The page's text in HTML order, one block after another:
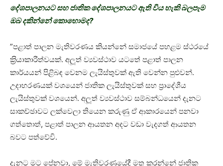
දේශපාලනයට සහ ජාතික දේශපාලනයට ඇති විය හැකි බලපෑම
ඔබ දකින්නේ කොහොමද?
”පළාත් පාලන මැතිවරණය කියන්නේ සමාජයේ පහළම ස්ථරයේ
ක‍්‍රියාකාරීත්වයක්. අලූත් ව්‍යවස්ථාව යටතේ පළාත් පාලන
කාර්යයන් පිළිබඳ වෙනම ලැයිස්තුවක් ඇති වෙන්න පුළුවන්.
උදාහරණයක් වශයෙන් ජාතික ලැයිස්තුවක් සහ ප‍්‍රාදේශීය
ලැයිස්තුවක් වශයෙන්. අලූත් ව්‍යවස්ථාව සම්බන්ධයෙන් දැනට
සාකච්ඡාවට ලක්වෙලා තියෙන කරුණු ඒ ආකාරයෙන් පනවා
ගත්තොත්, පළාත් පාලන ආයතන අදට වඩා වැදගත් ආයතන
බවට පත්වේවි.
දැනට මට පේනවා, මේ මැතිවරණයේදී මතු කරන්නේ ජාතික